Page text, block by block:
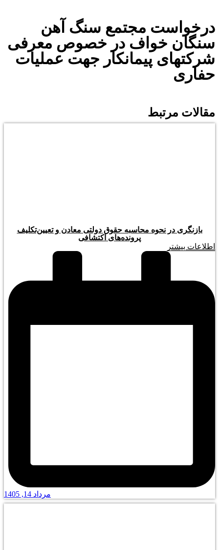
درخواست مجتمع سنگ آهن
سنگان خواف در خصوص معرفی
شرکتهای پیمانکار جهت عملیات
حفاری
مقالات مرتبط
بازنگری در نحوه محاسبه حقوق دولتی معادن و تعیین‌تکلیف
پرونده‌های اکتشافی
اطلاعات بیشتر
مرداد 14, 1405